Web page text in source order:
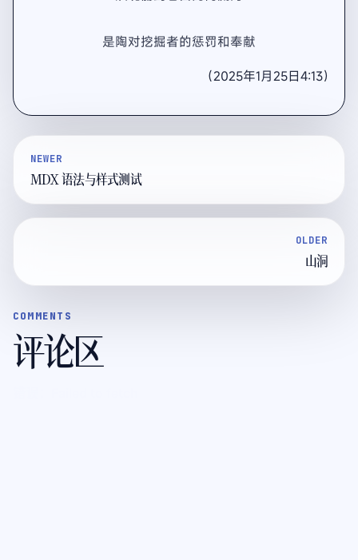
是陶对挖掘者的惩罚和奉献
（2025年1月25日4:13）
NEWER
MDX 语法与样式测试
OLDER
山洞
COMMENTS
评论区